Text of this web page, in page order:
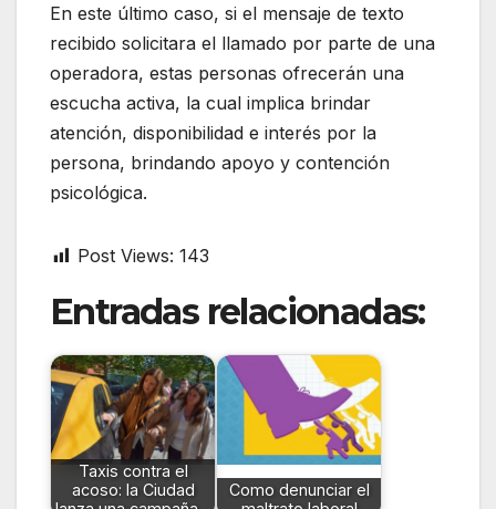
En este último caso, si el mensaje de texto
recibido solicitara el llamado por parte de una
operadora, estas personas ofrecerán una
escucha activa, la cual implica brindar
atención, disponibilidad e interés por la
persona, brindando apoyo y contención
psicológica.
Post Views: 143
Entradas relacionadas:
Taxis contra el
acoso: la Ciudad
Como denunciar el